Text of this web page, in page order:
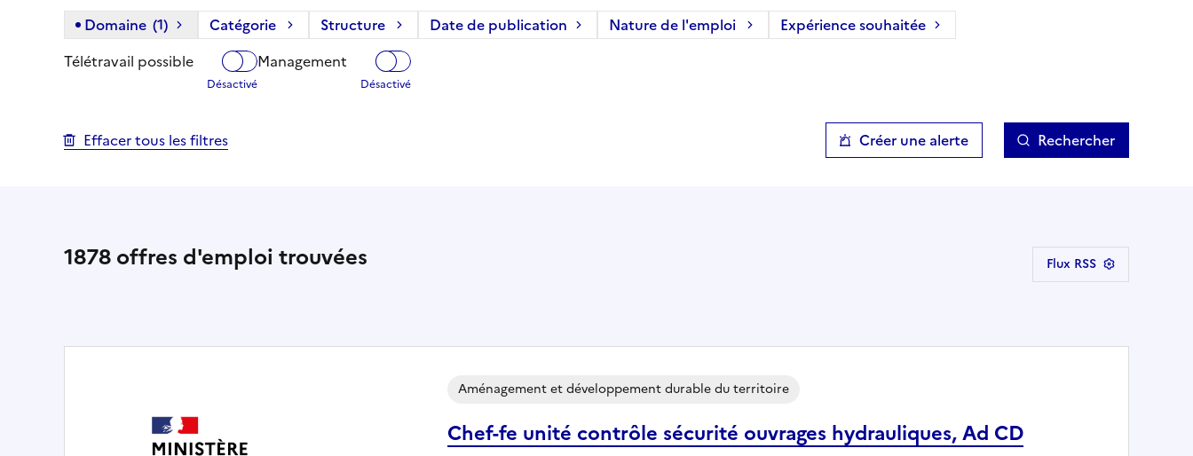
Domaine (1) (1 filtre actif) :
Catégorie Structure Date de publication Nature de l'emploi
Expérience souhaitée
Télétravail possible
Management
Effacer tous les filtres Créer une alerte Rechercher
1878offres d'emploi trouvées Flux RSS
Chef-fe unité contrôle sécurité ouvrages hydrauliques, Ad CD
Aménagement et développement durable du territoire